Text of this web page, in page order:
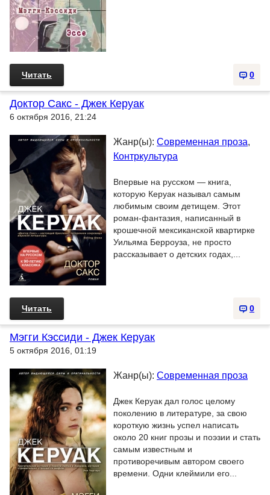
0
Читать
Доктор Сакс - Джек Керуак
6 октября 2016, 21:24
Жанр(ы): Современная проза,
Контркультура
Впервые на русском — книга,
которую Керуак называл самым
любимым своим детищем. Этот
роман-фантазия, написанный в
крошечной мексиканской квартирке
Уильяма Берроуза, не просто
рассказывает о детских годах,...
0
Читать
Мэгги Кэссиди - Джек Керуак
5 октября 2016, 01:19
Жанр(ы): Современная проза
Джек Керуак дал голос целому
поколению в литературе, за свою
короткую жизнь успел написать
около 20 книг прозы и поэзии и стать
самым известным и
противоречивым автором своего
времени. Одни клеймили его...